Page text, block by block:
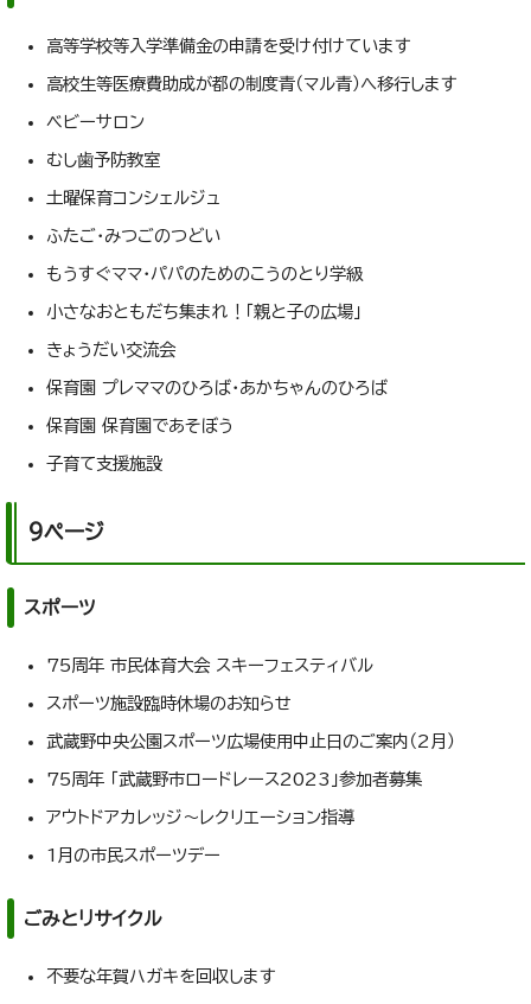
高等学校等入学準備金の申請を受け付けています
高校生等医療費助成が都の制度青（マル青）へ移行します
ベビーサロン
むし歯予防教室
土曜保育コンシェルジュ
ふたご・みつごのつどい
もうすぐママ・パパのためのこうのとり学級
小さなおともだち集まれ！「親と子の広場」
きょうだい交流会
保育園 プレママのひろば・あかちゃんのひろば
保育園 保育園であそぼう
子育て支援施設
9ページ
スポーツ
75周年 市民体育大会 スキーフェスティバル
スポーツ施設臨時休場のお知らせ
武蔵野中央公園スポーツ広場使用中止日のご案内（2月）
75周年 「武蔵野市ロードレース2023」参加者募集
アウトドアカレッジ～レクリエーション指導
1月の市民スポーツデー
ごみとリサイクル
不要な年賀ハガキを回収します